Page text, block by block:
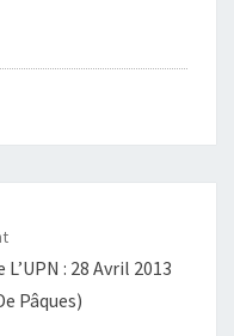
: 28 Avril 2013
Pâques)